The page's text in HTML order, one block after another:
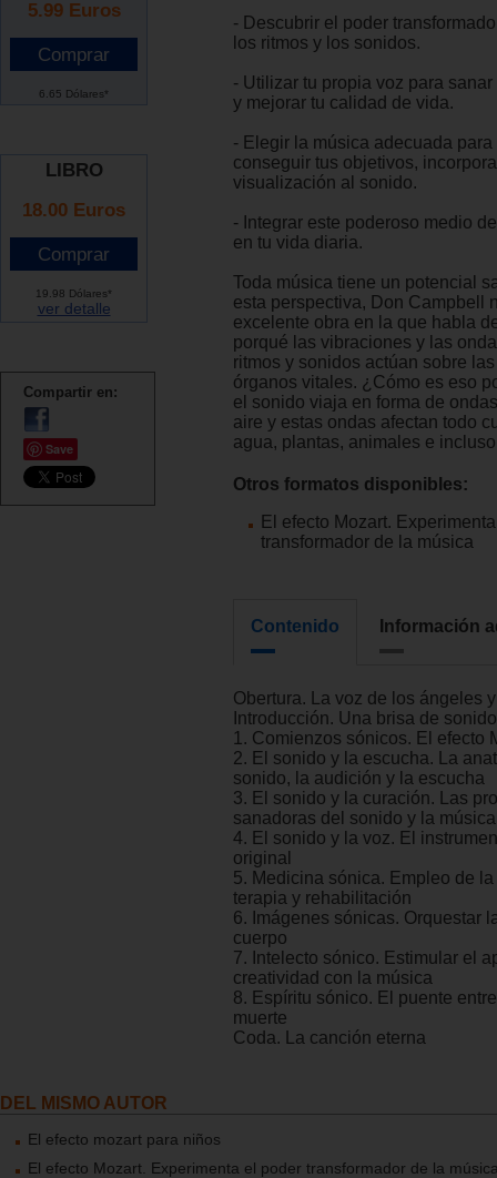
5.99 Euros
6.65 Dólares*
LIBRO
18.00 Euros
19.98 Dólares*
ver detalle
Compartir en:
Save
- Descubrir el poder
los ritmos y los sonidos.
- Utilizar tu propia voz para
y mejorar tu calidad de vida.
- Elegir la música adecuada para
conseguir tus objetivos,
visualización al sonido.
- Integrar este poderoso medio
en tu vida diaria.
Toda música tiene un potencial
esta perspectiva, Don Campbell
excelente obra en la que habla
porqué las vibraciones y las
ritmos y sonidos actúan sobre
órganos vitales. ¿Cómo es eso
el sonido viaja en forma de
aire y estas ondas afectan todo
agua, plantas, animales e
Otros formatos disponibles:
El efecto Mozart.
transformador de la música
Contenido Información
Obertura. La voz de los ángeles
Introducción. Una brisa de
1. Comienzos sónicos. El efecto
2. El sonido y la escucha. La
sonido, la audición y la escucha
3. El sonido y la curación. Las
sanadoras del sonido y la música
4. El sonido y la voz. El
original
5. Medicina sónica. Empleo de
terapia y rehabilitación
6. Imágenes sónicas. Orquestar
cuerpo
7. Intelecto sónico. Estimular el
creatividad con la música
8. Espíritu sónico. El puente
muerte
Coda. La canción eterna
DEL MISMO AUTOR
El efecto mozart para niños
El efecto Mozart. Experimenta el poder transformador de la